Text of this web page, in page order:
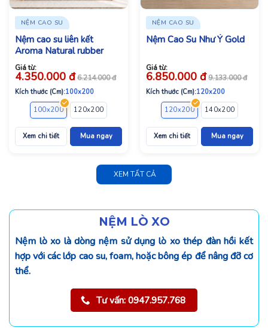
NỆM CAO SU
Nệm cao su liên kết
Aroma Natural rubber
Giá từ:
4.350.000 đ 6.214.000đ
Kích thước (Cm):100x200
100x200
120x200 160x200 180x200
Xem chi tiết Mua ngay
NỆM CAO SU
Nệm Cao Su Như Ý Gold
Giá từ:
6.850.000 đ 9.133.000đ
Kích thước (Cm):120x200
120x200
140x200
Xem chi tiết Mua ngay
XEM TẤT CẢ
NỆM LÒ XO
Nệm lò xo là dòng nệm sử dụng lò xo thép đàn hồi kết
hợp với các lớp cao su, foam, hoặc bông ép để nâng đỡ cơ
thể.
Tư vấn: 0947.957.768